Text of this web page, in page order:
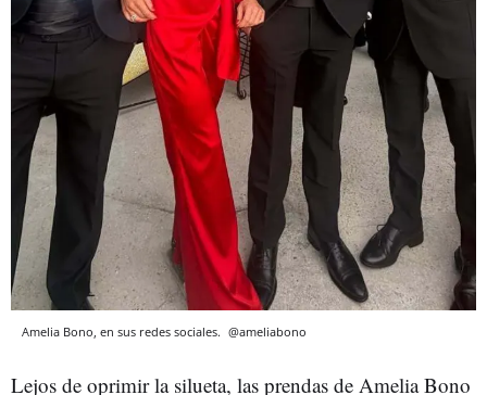
Amelia Bono, en sus redes sociales. @ameliabono
Lejos de oprimir la silueta, las prendas de Amelia Bono